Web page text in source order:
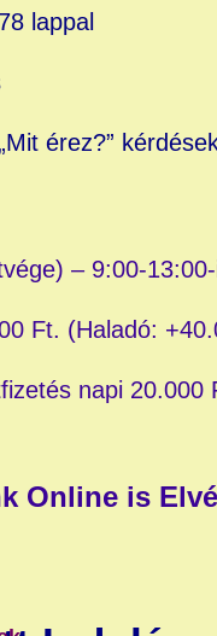
lappal
érez?”
– 9:00-
Ft. (Haladó:
napi 20.000
Online is